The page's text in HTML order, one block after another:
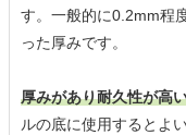
す。一般的に0.2mm程
った厚みです。
厚みがあり耐久性が高
ルの底に使用するとよ